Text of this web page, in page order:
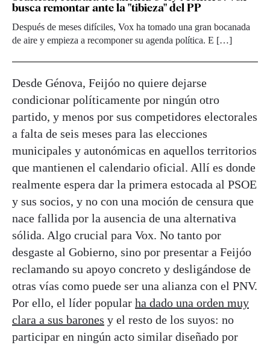
busca remontar ante la "tibieza" del PP
Después de meses difíciles, Vox ha tomado una gran bocanada
de aire y empieza a recomponer su agenda política. E […]
Desde Génova, Feijóo no quiere dejarse
condicionar políticamente por ningún otro
partido, y menos por sus competidores electorales
a falta de seis meses para las elecciones
municipales y autonómicas en aquellos territorios
que mantienen el calendario oficial. Allí es donde
realmente espera dar la primera estocada al PSOE
y sus socios, y no con una moción de censura que
nace fallida por la ausencia de una alternativa
sólida. Algo crucial para Vox. No tanto por
desgaste al Gobierno, sino por presentar a Feijóo
reclamando su apoyo concreto y desligándose de
otras vías como puede ser una alianza con el PNV.
Por ello, el líder popular ha dado una orden muy
clara a sus barones y el resto de los suyos: no
participar en ningún acto similar diseñado por